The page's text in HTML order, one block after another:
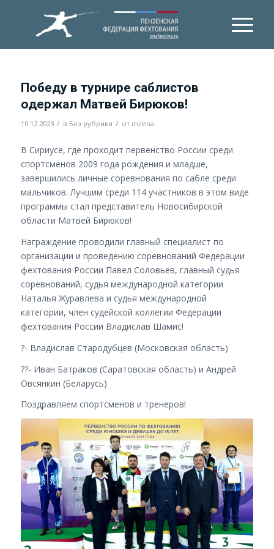
Победу в турнире саблистов
одержал Матвей Бирюков!
10.12.2023 / в Без рубрики / от milena
В Сириусе, где проходит первенство России среди
спортсменов 2009 года рождения и младше,
завершились личные соревнования по сабле среди
мальчиков. Лучшим среди 114 участников в этом виде
программы стал представитель Новосибирской
области Матвей Бирюков!
Награждение проводили главный специалист по
организации и проведению соревнований Федерации
фехтования России Павел Соловьев, главный судья
соревнований, судья международной категории
Наталья Журавлева и судья международной
категории, член судейской коллегии Федерации
фехтования России Владислав Шамис!
?- Владислав Стародубцев (Московская область)
??- Иван Батраков (Саратовская область) и Андрей
Овсянкин (Беларусь)
Поздравляем спортсменов и тренеров!